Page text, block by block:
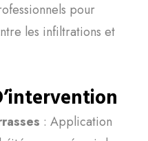
pour
les infiltrations et
: Application